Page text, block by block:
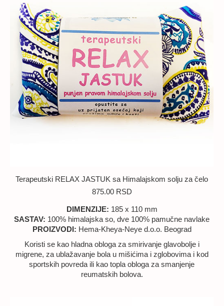
Terapeutski RELAX JASTUK sa Himalajskom solju za čelo
875.00 RSD
DIMENZIJE: 185 x 110 mm
SASTAV: 100% himalajska so, dve 100% pamučne navlake
PROIZVODI: Hema-Kheya-Neye d.o.o. Beograd
Koristi se kao hladna obloga za smirivanje glavobolje i
migrene, za ublažavanje bola u mišićima i zglobovima i kod
sportskih povreda ili kao topla obloga za smanjenje
reumatskih bolova.